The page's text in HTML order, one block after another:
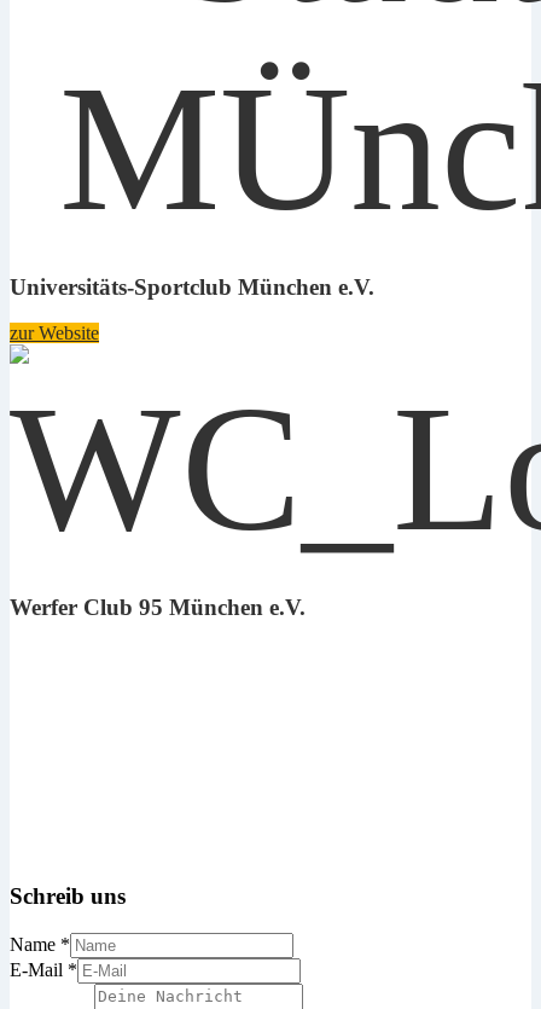
Universitäts-Sportclub München e.V.
zur Website
Werfer Club 95 München e.V.
Schreib uns
Name *
E-Mail *